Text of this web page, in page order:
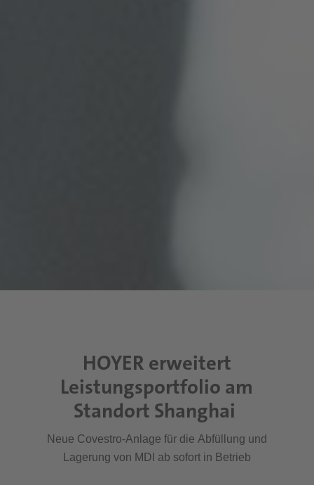
HOYER erweitert
Leistungsportfolio am
Standort Shanghai
Neue Covestro-Anlage für die Abfüllung und
Lagerung von MDI ab sofort in Betrieb